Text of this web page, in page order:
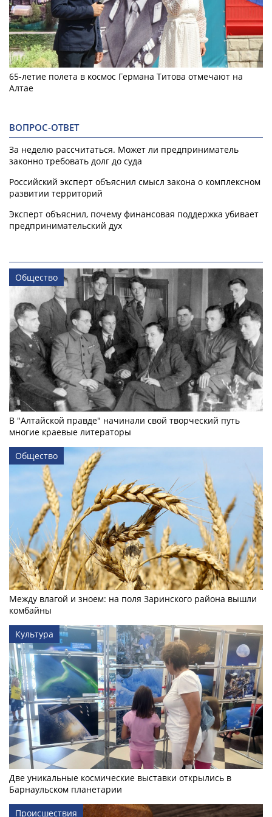
65-летие полета в космос Германа Титова отмечают на
Алтае
ВОПРОС-ОТВЕТ
За неделю рассчитаться. Может ли предприниматель
законно требовать долг до суда
Российский эксперт объяснил смысл закона о комплексном
развитии территорий
Эксперт объяснил, почему финансовая поддержка убивает
предпринимательский дух
Общество
В "Алтайской правде" начинали свой творческий путь
многие краевые литераторы
Общество
Между влагой и зноем: на поля Заринского района вышли
комбайны
Культура
Две уникальные космические выставки открылись в
Барнаульском планетарии
Происшествия